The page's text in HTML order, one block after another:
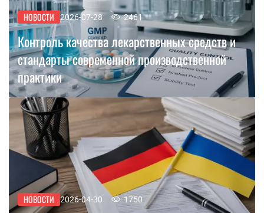
НОВОСТИ 2026-07-28 2461
Контроль качества лекарственных средств и
стандарты современной производственной
практики
НОВОСТИ 2026-04-30 1750